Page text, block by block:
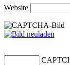
Website